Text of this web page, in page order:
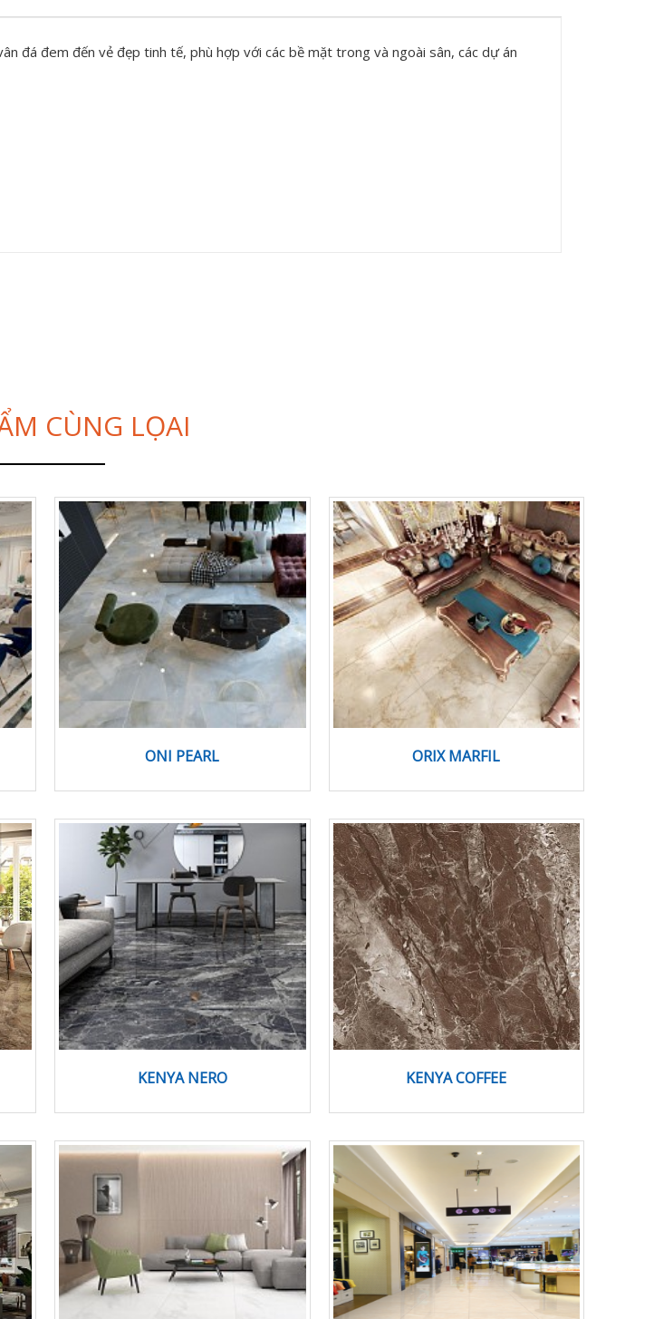
đá đem đến vẻ đẹp tinh tế, phù hợp với các bề mặt trong và ngoài sân, các dự án
CÙNG LỌAI
ONI PEARL ORIX MARFIL
KENYA NERO KENYA COFFEE